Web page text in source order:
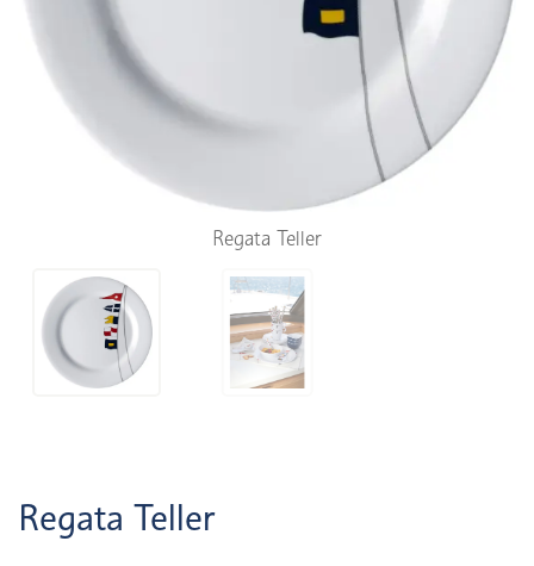
Regata Teller
Regata Teller